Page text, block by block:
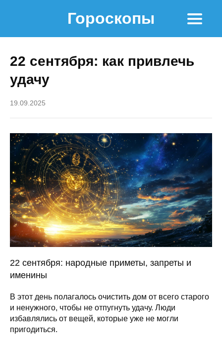
Гороскопы
22 сентября: как привлечь
удачу
19.09.2025
22 сентября: народные приметы, запреты и
именины
В этот день полагалось очистить дом от всего старого
и ненужного, чтобы не отпугнуть удачу. Люди
избавлялись от вещей, которые уже не могли
пригодиться.